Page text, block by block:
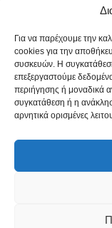
Για να παρέχουμε την
cookies για την
συσκευών. Η συγκατάθεση
επεξεργαστούμε
περιήγησης ή μοναδικά
συγκατάθεση ή η
αρνητικά ορισμένες
ΟΛΥΜΠΙΑΚΟΣ
ΑΛΛΑ ΚΟΙΝΩΝΙΚΑ
ΕΙΔΗΣΕΙΣ ΝΑΥΤΙΛΙΑ
ΟΙΚΟΝΟΜΙΚΑ
ΝΕΑ Β' ΠΕΙΡΑΙΑ